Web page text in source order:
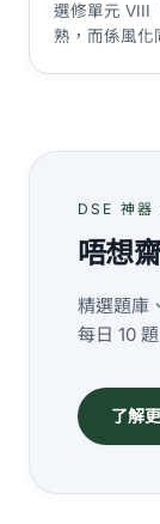
選修單元 VIII
熟，而係風化
DSE 神器
唔想
精選題庫
每日 10
了解